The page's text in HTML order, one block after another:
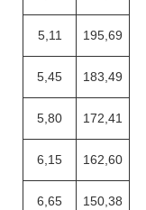
5,11 195,69
5,45 183,49
5,80 172,41
6,15 162,60
6,65 150,38